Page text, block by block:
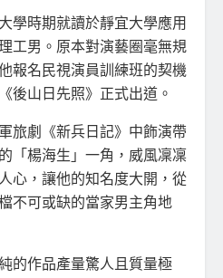
學時期就讀於靜宜大學應用
工男。原本對演藝圈毫無規
報名民視演員訓練班的契機
後山日先照》正式出道。
旅劇《新兵日記》中飾演帶
「楊海生」一角，威風凜凜
心，讓他的知名度大開，從
不可或缺的當家男主角地
的作品產量驚人且質量極